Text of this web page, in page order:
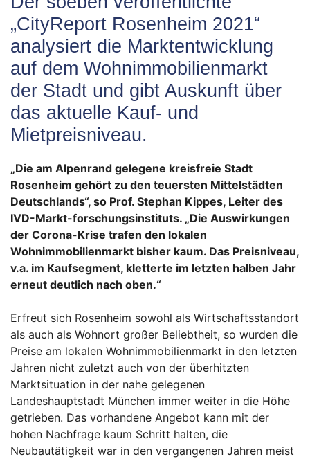
„CityReport Rosenheim 2021“
analysiert die Marktentwicklung
auf dem Wohnimmobilienmarkt
der Stadt und gibt Auskunft über
das aktuelle Kauf- und
Mietpreisniveau.
„Die am Alpenrand gelegene kreisfreie Stadt
Rosenheim gehört zu den teuersten Mittelstädten
Deutschlands“, so Prof. Stephan Kippes, Leiter des
IVD-Markt-forschungsinstituts. „Die Auswirkungen
der Corona-Krise trafen den lokalen
Wohnimmobilienmarkt bisher kaum. Das Preisniveau,
v.a. im Kaufsegment, kletterte im letzten halben Jahr
erneut deutlich nach oben.“
Erfreut sich Rosenheim sowohl als Wirtschaftsstandort
als auch als Wohnort großer Beliebtheit, so wurden die
Preise am lokalen Wohnimmobilienmarkt in den letzten
Jahren nicht zuletzt auch von der überhitzten
Marktsituation in der nahe gelegenen
Landeshauptstadt München immer weiter in die Höhe
getrieben. Das vorhandene Angebot kann mit der
hohen Nachfrage kaum Schritt halten, die
Neubautätigkeit war in den vergangenen Jahren meist